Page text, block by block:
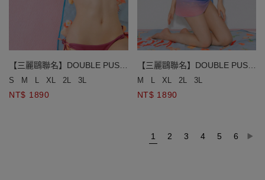
【三麗鷗聯名】DOUBLE PUSH
漸層變色單綁帶比基尼
S M L XL 2L 3L
NT$ 1890
【三麗鷗聯名】DOUBLE PUSH
漸層變色單綁帶比基尼
M L XL 2L 3L
NT$ 1890
1 2 3 4 5 6